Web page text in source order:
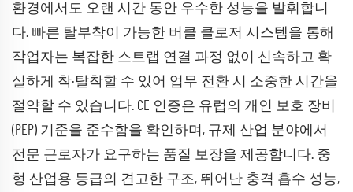
환경에서도 오랜 시간 동안 우수한 성능을 발휘합니
다. 빠른 탈부착이 가능한 버클 클로저 시스템을 통해
작업자는 복잡한 스트랩 연결 과정 없이 신속하고 확
실하게 착·탈착할 수 있어 업무 전환 시 소중한 시간을
절약할 수 있습니다. CE 인증은 유럽의 개인 보호 장비
(PEP) 기준을 준수함을 확인하며, 규제 산업 분야에서
전문 근로자가 요구하는 품질 보장을 제공합니다. 중
형 산업용 등급의 견고한 구조, 뛰어난 충격 흡수 성능,